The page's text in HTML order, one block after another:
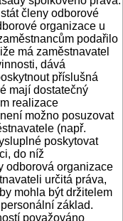
členy odborové
organizace u
podařilo
má zaměstnavatel
dává
příslušná
mají dostatečný
realizace
možno posuzovat
(např.
poskytovat
do níž
odborová organizace
určitá práva,
mohla být držitelem
základ.
považováno